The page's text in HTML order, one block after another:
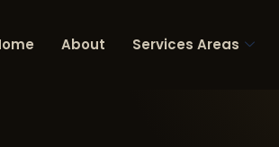
About Services Areas